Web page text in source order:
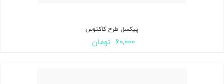
پیکسل طرح کاکتوس
۶۰,۰۰۰ تومان